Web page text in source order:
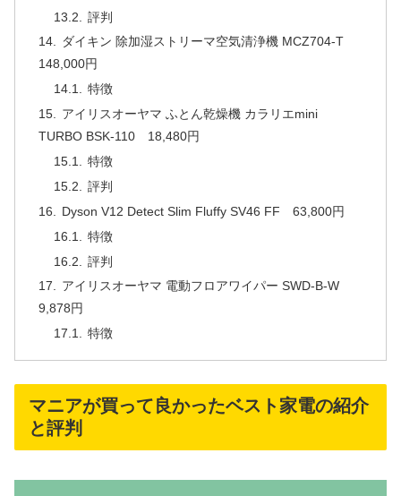
評判
ダイキン 除加湿ストリーマ空気清浄機 MCZ704-T
148,000円
特徴
アイリスオーヤマ ふとん乾燥機 カラリエmini
TURBO BSK-110 18,480円
特徴
評判
Dyson V12 Detect Slim Fluffy SV46 FF 63,800円
特徴
評判
アイリスオーヤマ 電動フロアワイパー SWD-B-W
9,878円
特徴
マニアが買って良かったベスト家電の紹介
と評判